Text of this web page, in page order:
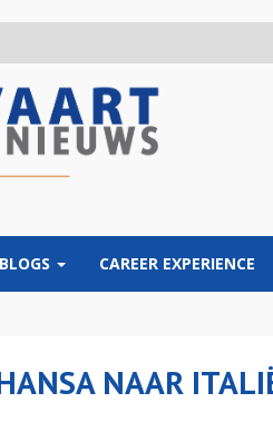
CAREER EXPERIENCE
NAAR